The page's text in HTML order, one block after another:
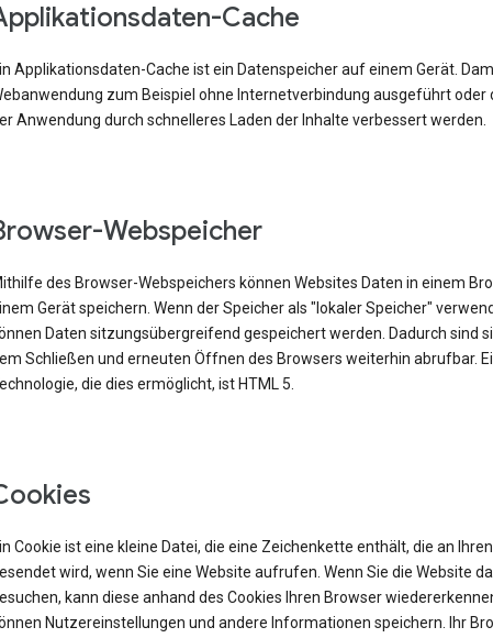
Cache
Applikationsdaten-Cache ist ein Datenspeicher auf einem Gerät.
zum Beispiel ohne Internetverbindung ausgeführt oder
Anwendung durch schnelleres Laden der Inhalte verbessert werden.
Webspeicher
des Browser-Webspeichers können Websites Daten in einem
Gerät speichern. Wenn der Speicher als "lokaler Speicher"
Daten sitzungsübergreifend gespeichert werden. Dadurch sind
Schließen und erneuten Öffnen des Browsers weiterhin abrufbar.
die dies ermöglicht, ist HTML 5.
Cookie ist eine kleine Datei, die eine Zeichenkette enthält, die an
wird, wenn Sie eine Website aufrufen. Wenn Sie die Website
kann diese anhand des Cookies Ihren Browser
Nutzereinstellungen und andere Informationen speichern. Ihr